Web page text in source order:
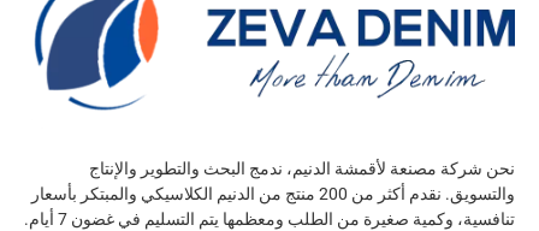
نحن شركة مصنعة لأقمشة الدنيم، ندمج البحث والتطوير والإنتاج
والتسويق. نقدم أكثر من 200 منتج من الدنيم الكلاسيكي والمبتكر بأسعار
تنافسية، وكمية صغيرة من الطلب ومعظمها يتم التسليم في غضون 7 أيام.